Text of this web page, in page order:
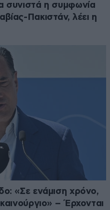
συνιστά η συμφωνία
Πακιστάν, λέει η
«Σε ενάμιση χρόνο,
– Έρχονται